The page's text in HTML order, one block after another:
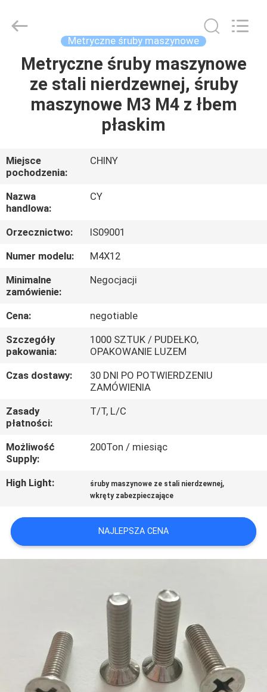
DOM
PRODUKTY
NAS
WYCIECZKA
PO
FABRYCE
KONTROLA
JAKOŚCI
SKONTAKTUJ
SIĘ
Z
AKTUALNOŚCI
O
WYCENĘ
SITEMAP
Fastener.
Co,LTD.
Reserved.
Metryczne śruby maszynowe
Metryczne śruby maszynowe
ze stali nierdzewnej, śruby
maszynowe M3 M4 z łbem
płaskim
Miejsce
pochodzenia:
CHINY
Nazwa
handlowa:
CY
Orzecznictwo:
IS09001
Numer modelu:
M4X12
Minimalne
zamówienie:
Negocjacji
Cena:
negotiable
Szczegóły
pakowania:
1000 SZTUK / PUDEŁKO,
OPAKOWANIE LUZEM
Czas dostawy:
30 DNI PO POTWIERDZENIU
ZAMÓWIENIA
Zasady
płatności:
T/T, L/C
Możliwość
Supply:
200Ton / miesiąc
High Light: śruby maszynowe ze stali nierdzewnej,
wkręty zabezpieczające
NAJLEPSZA CENA